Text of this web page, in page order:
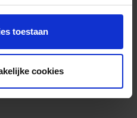
toestaan
cookies